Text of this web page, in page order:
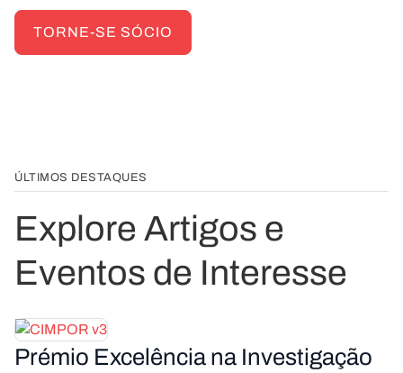
TORNE-SE SÓCIO
ÚLTIMOS DESTAQUES
Explore Artigos e
Eventos de Interesse
Prémio Excelência na Investigação